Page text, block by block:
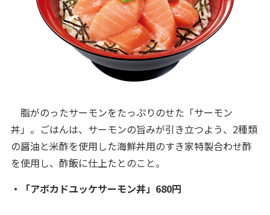
脂がのったサーモンをたっぷりのせた「サーモン
丼」。ごはんは、サーモンの旨みが引き立つよう、2種類
の醤油と米酢を使用した海鮮丼用のすき家特製合わせ酢
を使用し、酢飯に仕上たとのこと。
・「アボカドユッケサーモン丼」680円